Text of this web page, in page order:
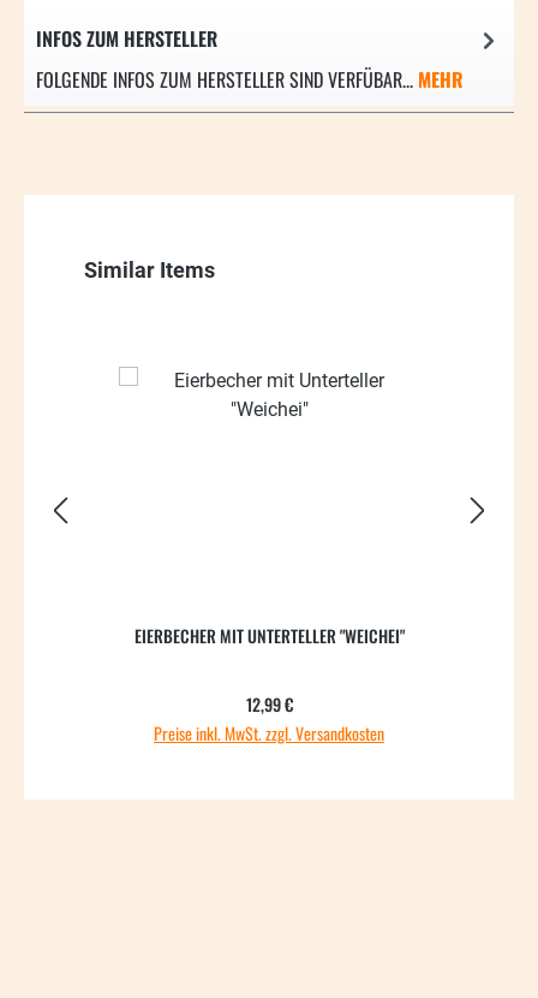
INFOS ZUM HERSTELLER
FOLGENDE INFOS ZUM HERSTELLER SIND VERFÜBAR... MEHR
Produktgalerie überspringen
Similar Items
EIERBECHER MIT UNTERTELLER "WEICHEI"
Regulärer Preis:
12,99 €
Preise inkl. MwSt. zzgl. Versandkosten